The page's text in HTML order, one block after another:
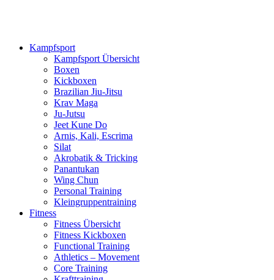
Kampfsport
Kampfsport Übersicht
Boxen
Kickboxen
Brazilian Jiu-Jitsu
Krav Maga
Ju-Jutsu
Jeet Kune Do
Arnis, Kali, Escrima
Silat
Akrobatik & Tricking
Panantukan
Wing Chun
Personal Training
Kleingruppentraining
Fitness
Fitness Übersicht
Fitness Kickboxen
Functional Training
Athletics – Movement
Core Training